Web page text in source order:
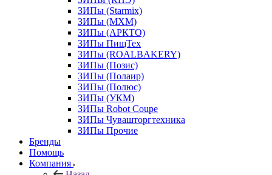
ЗИПы (Starmix)
ЗИПы (МХМ)
ЗИПы (АРКТО)
ЗИПы ПищТех
ЗИПы (ROALBAKERY)
ЗИПы (Позис)
ЗИПы (Полаир)
ЗИПы (Полюс)
ЗИПы (УКМ)
ЗИПы Robot Coupe
ЗИПы Чувашторгтехника
ЗИПы Прочие
Бренды
Помощь
Компания